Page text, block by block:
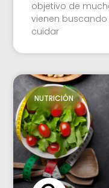
objetivo de
vienen
cuidar
NUTRICIÓN